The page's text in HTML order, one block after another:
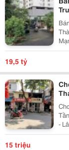
Thành
19,5 tỷ
-
15 triệu